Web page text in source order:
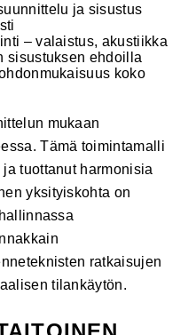
ja sisustus
– valaistus, akustiikka
sisustuksen ehdoilla
koko
mukaan
Tämä toimintamalli
tuottanut harmonisia
yksityiskohta on
ratkaisujen
tilankäytön.